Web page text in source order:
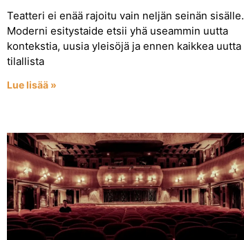
Teatteri ei enää rajoitu vain neljän seinän sisälle.
Moderni esitystaide etsii yhä useammin uutta
kontekstia, uusia yleisöjä ja ennen kaikkea uutta
tilallista
Lue lisää »